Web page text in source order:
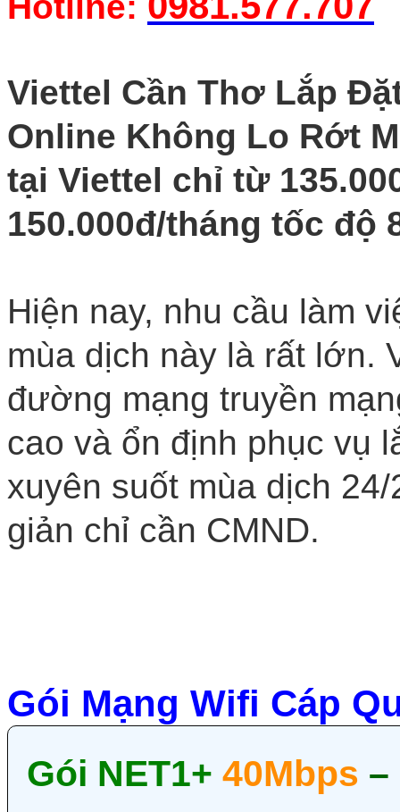
Viettel Cần Thơ Lắp
Online Không Lo Rớt
tại Viettel chỉ từ
150.000đ/tháng tốc độ
Hiện nay, nhu cầu làm
mùa dịch này là rất lớn.
đường mạng truyền
cao và ổn định phục vụ
xuyên suốt mùa dịch
giản chỉ cần CMND.
Gói Mạng Wifi Cáp
Gói NET1+ 40Mbps –